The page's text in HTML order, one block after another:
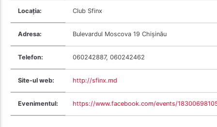
Radio Studentus
Locația: Club Sfinx
Adresa: Bulevardul Moscova 19 Chișinău
Telefon: 060242887, 060242462
Site-ul web: http://sfinx.md
Evenimentul: https://www.facebook.com/events/